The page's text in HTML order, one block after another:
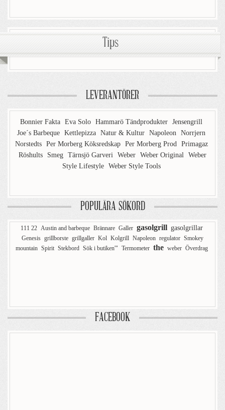
Tips
LEVERANTÖRER
Bonnier Fakta Eva Solo Hammarö Tändprodukter Jensengrill
Joe´s Barbeque Kettlepizza Natur & Kultur Napoleon Norrjern
Norstedts Per Morberg Köksredskap Per Morberg Prod Primagaz
Röshults
Smeg Tärnsjö Garveri Weber Weber Original Weber
Style Lifestyle Weber Style Tools
POPULÄRA SÖKORD
111 22 Austin and barbeque Brännare Galler gasolgrill gasolgrillar
Genesis grillborste grillgaller Kol Kolgrill Napoleon regulator Smokey
mountain Spirit Stekbord Sök i butiken'" Termometer the weber Överdrag
FACEBOOK